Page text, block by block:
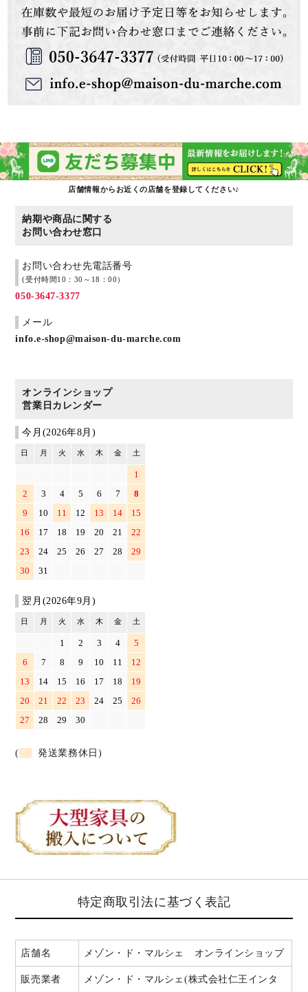
店舗情報からお近くの店舗を登録してください♪
納期や商品に関する
お問い合わせ窓口
お問い合わせ先電話番号
(受付時間10：30～18：00）
050-3647-3377
メール
info.e-shop@maison-du-marche.com
オンラインショップ
営業日カレンダー
今月(2026年8月)
日 月 火 水 木 金 土
1
2
3 4 5 6 7
8
9
10 11 12 13 14
15
16
17 18 19 20 21
22
23
24 25 26 27 28
29
30
31
翌月(2026年9月)
日 月 火 水 木 金 土
1 2 3 4
5
6
7 8 9 10 11
12
13
14 15 16 17 18
19
20
21 22 23 24 25
26
27
28 29 30
( 発送業務休日)
特定商取引法に基づく表記
店舗名 メゾン・ド・マルシェ オンラインショップ
販売業者
メゾン・ド・マルシェ(株式会社仁王インタ